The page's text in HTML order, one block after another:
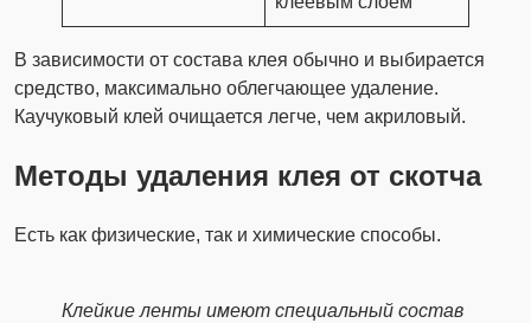
В зависимости от состава клея обычно и выбирается
средство, максимально облегчающее удаление.
Каучуковый клей очищается легче, чем акриловый.
Методы удаления клея от скотча
Есть как физические, так и химические способы.
Клейкие ленты имеют специальный состав